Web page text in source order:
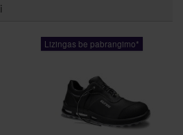
Lizingas be pabrangimo*